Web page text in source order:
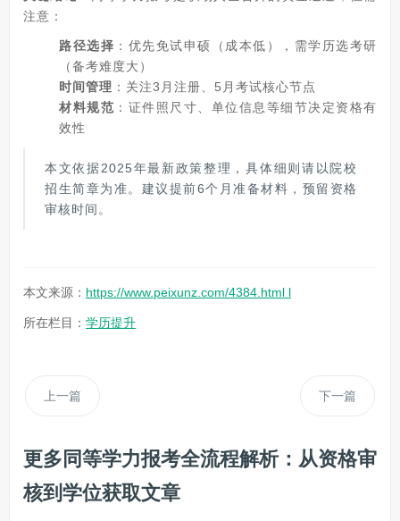
注意：
路径选择 ：优先免试申硕（成本低），需学历选考研
（备考难度大）
时间管理 ：关注3月注册、5月考试核心节点
材料规范 ：证件照尺寸、单位信息等细节决定资格有
效性
本文依据2025年最新政策整理，具体细则请以院校
招生简章为准。建议提前6个月准备材料，预留资格
审核时间。
本文来源： https://www.peixunz.com/4384.html l
所在栏目： 学历提升
上一篇 下一篇
更多同等学力报考全流程解析：从资格审
核到学位获取文章